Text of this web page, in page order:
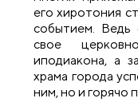
его хиротония
событием. Ведь
свое
иподиакона, а
храма города
ним, но и горячо